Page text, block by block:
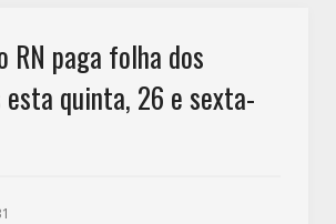
RN paga folha dos
quinta, 26 e sexta-